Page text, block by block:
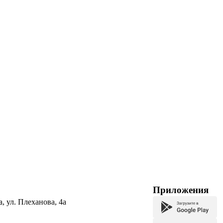
ул. Плеханова, 4а
Приложения